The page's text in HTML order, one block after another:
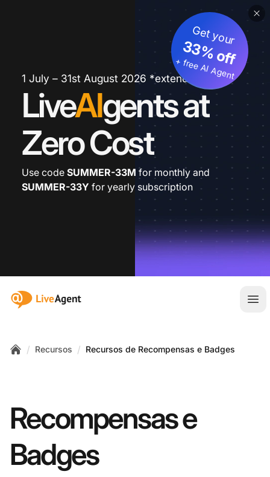
1 July – 31st August 2026 *extended
LiveAIgents at
Zero Cost
Get your
33% off
+ free AI Agent
Use code SUMMER-33M for monthly and
SUMMER-33Y for yearly subscription
:site.title
/ Recursos / Recursos de Recompensas e Badges
Recompensas e
Badges